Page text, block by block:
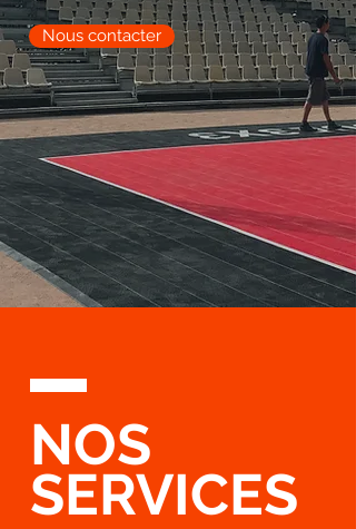
Nous contacter
NOS
SERVICES